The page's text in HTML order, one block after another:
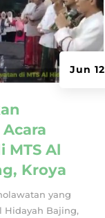
MTS Al
Kroya
Jun 12
yang
Hidayah Bajing,